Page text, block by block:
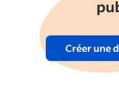
Créer une